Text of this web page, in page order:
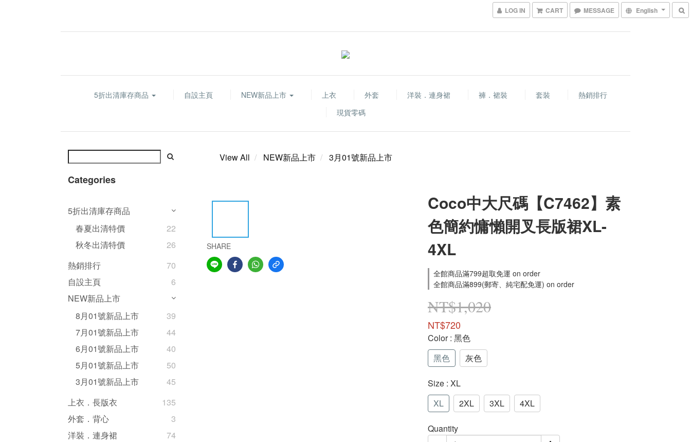
LOG IN CART MESSAGE English
5折出清庫存商品 自設主頁 NEW新品上市 上衣 外套 洋裝．連身裙 褲．裙裝 套裝
熱銷排行
現貨零碼
Categories
5折出清庫存商品
春夏出清特價
22
秋冬出清特價
26
熱銷排行
70
自設主頁
6
NEW新品上市
8月01號新品上市
39
7月01號新品上市
44
6月01號新品上市
40
5月01號新品上市
50
3月01號新品上市
45
上衣．長版衣
135
外套．背心
3
洋裝．連身裙
74
View All NEW新品上市 3月01號新品上市
SHARE
Coco中大尺碼【C7462】素
色簡約慵懶開叉長版裙XL-
4XL
全館商品滿799超取免運 on order
全館商品滿899(郵寄、純宅配免運) on order
NT$1,020
NT$720
Color: 黑色
黑色
灰色
Size : XL
XL
2XL 3XL 4XL
Quantity